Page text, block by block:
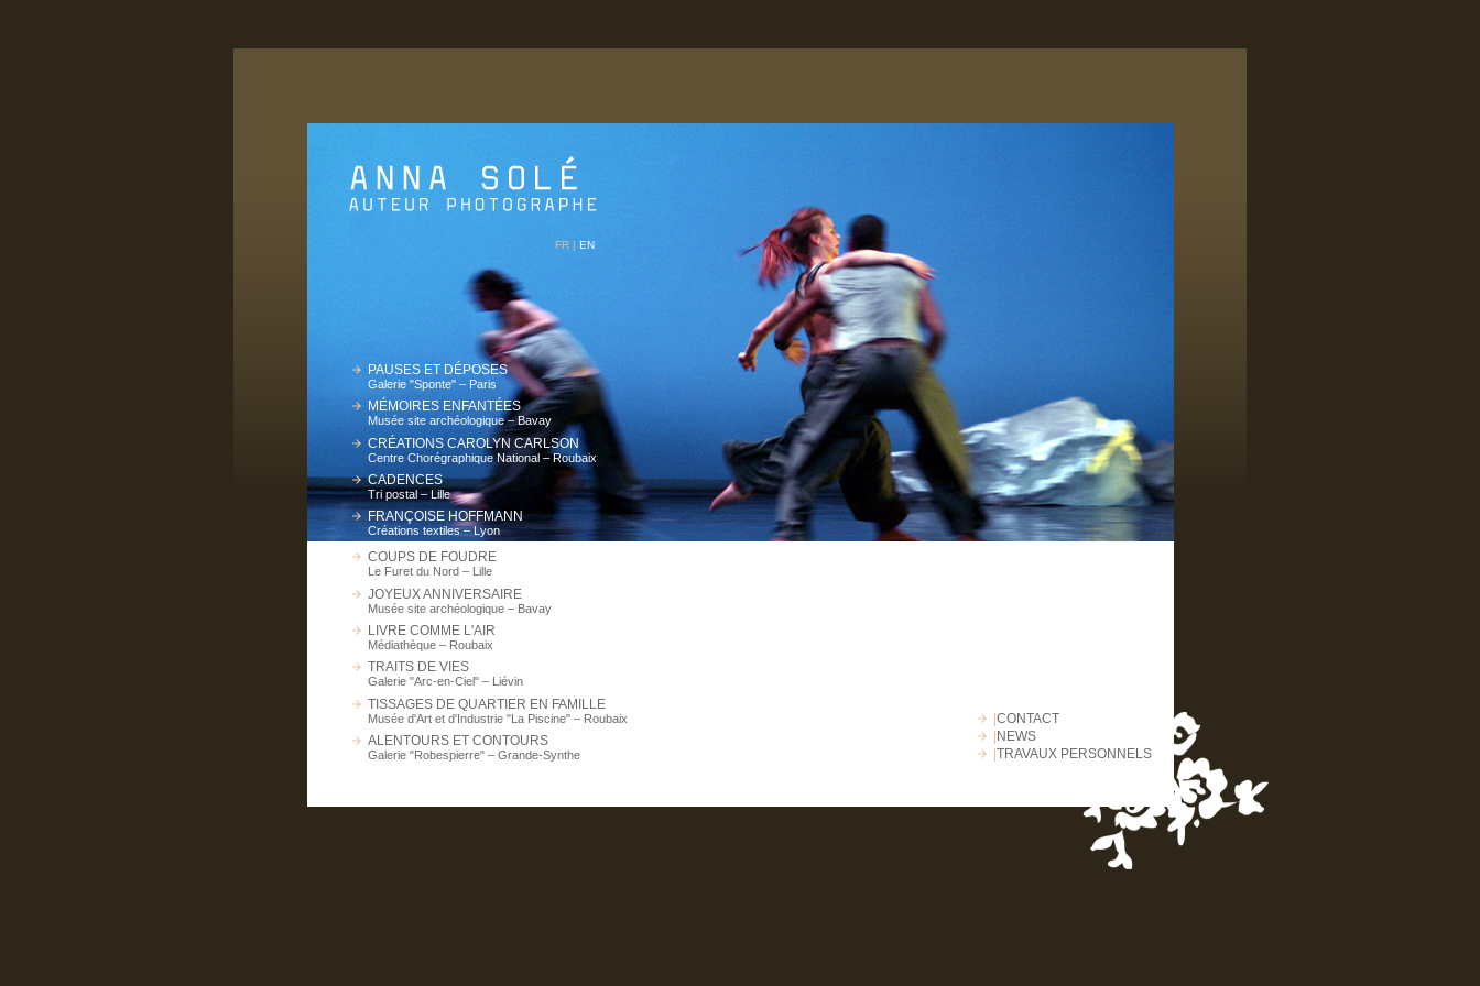
FR | EN
PAUSES ET DÉPOSES
Galerie "Sponte" – Paris
MÉMOIRES ENFANTÉES
Musée site archéologique – Bavay
CRÉATIONS CAROLYN CARLSON
Centre Chorégraphique National – Roubaix
CADENCES
Tri postal – Lille
FRANÇOISE HOFFMANN
Créations textiles – Lyon
COUPS DE FOUDRE
Le Furet du Nord – Lille
JOYEUX ANNIVERSAIRE
Musée site archéologique – Bavay
LIVRE COMME L'AIR
Médiathèque – Roubaix
TRAITS DE VIES
Galerie "Arc-en-Ciel" – Liévin
TISSAGES DE QUARTIER EN FAMILLE
Musée d'Art et d'Industrie "La Piscine" – Roubaix
ALENTOURS ET CONTOURS
Galerie "Robespierre" – Grande-Synthe
CONTACT
NEWS
TRAVAUX PERSONNELS